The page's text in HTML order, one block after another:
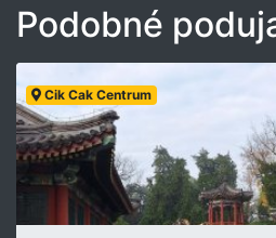
Podobné
Cik Cak Centrum